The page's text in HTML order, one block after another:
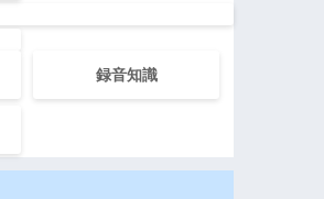
録音知識